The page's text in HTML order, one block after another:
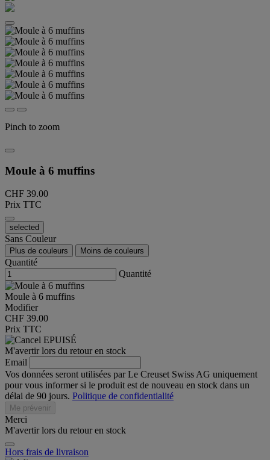
Pinch to zoom
Moule à 6 muffins
CHF 39.00
Prix TTC
selected
Sans Couleur
Plus de couleurs Moins de couleurs
Quantité
Quantité
Moule à 6 muffins
Modifier
CHF 39.00
Prix TTC
EPUISÉ
M'avertir lors du retour en stock
Email
Vos données seront utilisées par Le Creuset Swiss AG uniquement
pour vous informer si le produit est de nouveau en stock dans un
délai de 90 jours. Politique de confidentialité
Me prévenir
Merci
M'avertir lors du retour en stock
Hors frais de livraison